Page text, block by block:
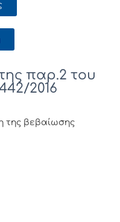
παρ.2 του
2016
της βεβαίωσης